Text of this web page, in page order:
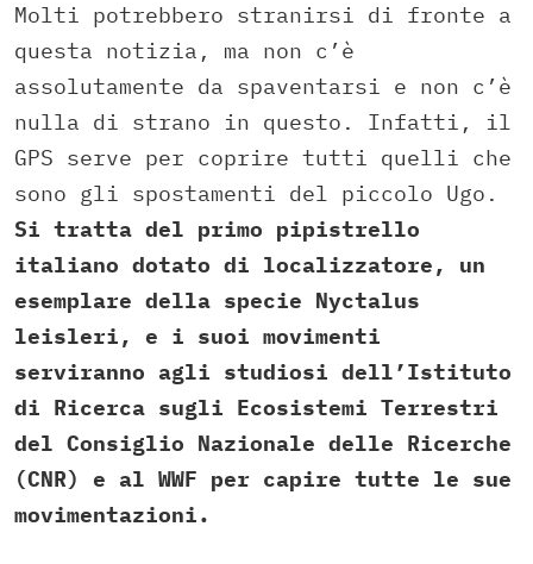
Molti potrebbero stranirsi di fronte a
questa notizia, ma non c’è
assolutamente da spaventarsi e non c’è
nulla di strano in questo. Infatti, il
GPS serve per coprire tutti quelli che
sono gli spostamenti del piccolo Ugo.
Si tratta del primo pipistrello
italiano dotato di localizzatore, un
esemplare della specie Nyctalus
leisleri, e i suoi movimenti
serviranno agli studiosi dell’Istituto
di Ricerca sugli Ecosistemi Terrestri
del Consiglio Nazionale delle Ricerche
(CNR) e al WWF per capire tutte le sue
movimentazioni.